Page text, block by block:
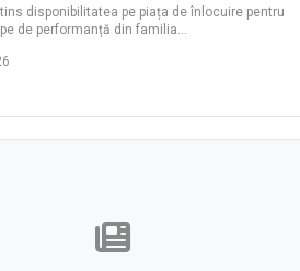
disponibilitatea pe piața de înlocuire pentru
de performanță din familia…